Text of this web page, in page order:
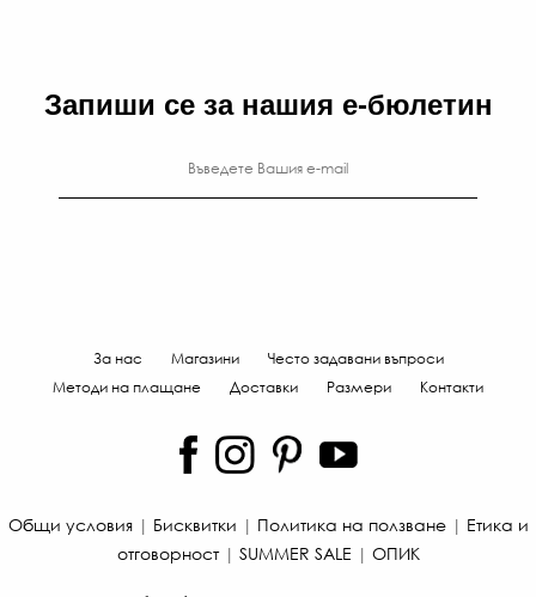
Запиши се за нашия е-бюлетин
За нас Магазини
Често задавани въпроси
Методи на плащане
Доставки Размери Контакти
Общи условия| Бисквитки | Политика на ползване| Етика и
отговорност| SUMMER SALE | ОПИК